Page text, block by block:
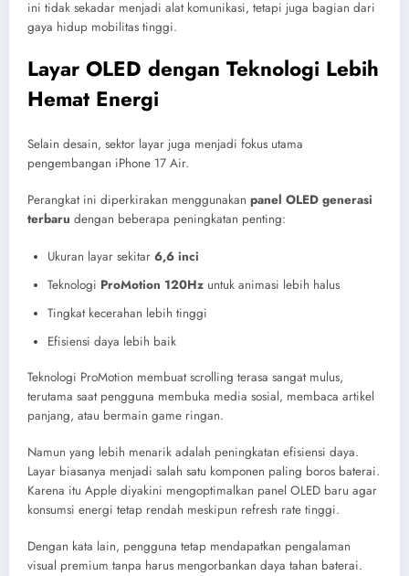
ini tidak sekadar menjadi alat komunikasi, tetapi juga bagian dari
gaya hidup mobilitas tinggi.
Layar OLED dengan Teknologi Lebih
Hemat Energi
Selain desain, sektor layar juga menjadi fokus utama
pengembangan iPhone 17 Air.
Perangkat ini diperkirakan menggunakan panel OLED generasi
terbaru dengan beberapa peningkatan penting:
Ukuran layar sekitar 6,6 inci
Teknologi ProMotion 120Hz untuk animasi lebih halus
Tingkat kecerahan lebih tinggi
Efisiensi daya lebih baik
Teknologi ProMotion membuat scrolling terasa sangat mulus,
terutama saat pengguna membuka media sosial, membaca artikel
panjang, atau bermain game ringan.
Namun yang lebih menarik adalah peningkatan efisiensi daya.
Layar biasanya menjadi salah satu komponen paling boros baterai.
Karena itu Apple diyakini mengoptimalkan panel OLED baru agar
konsumsi energi tetap rendah meskipun refresh rate tinggi.
Dengan kata lain, pengguna tetap mendapatkan pengalaman
visual premium tanpa harus mengorbankan daya tahan baterai.